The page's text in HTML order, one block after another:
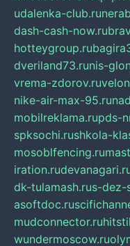
udalenka-club.ru
dash-cash-now.ru
hotteygroup.ru
dveriland73.runis-
vrema-zdorov.ru
nike-air-max-95.ru
mobilreklama.rupds-
spksochi.rushkola-
mosoblfencing.ru
iration.ru
dk-tulamash.rus-dez-
asoftdoc.ru
mudconnector.ru
wundermoscow.ru